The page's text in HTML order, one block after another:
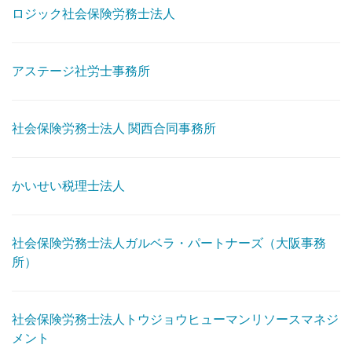
ロジック社会保険労務士法人
アステージ社労士事務所
社会保険労務士法人 関西合同事務所
かいせい税理士法人
社会保険労務士法人ガルベラ・パートナーズ（大阪事務
所）
社会保険労務士法人トウジョウヒューマンリソースマネジ
メント